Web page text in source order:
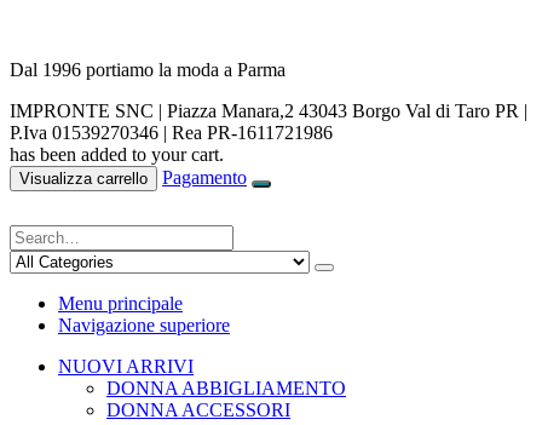
Dal 1996 portiamo la moda a Parma
IMPRONTE SNC | Piazza Manara,2 43043 Borgo Val di Taro PR |
P.Iva 01539270346 | Rea PR-1611721986
has been added to your cart.
Visualizza carrello Pagamento
Menu principale
Navigazione superiore
NUOVI ARRIVI
DONNA ABBIGLIAMENTO
DONNA ACCESSORI